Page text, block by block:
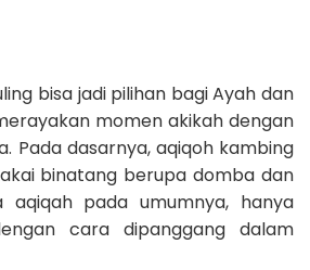
bisa jadi pilihan bagi Ayah dan
momen akikah dengan
Pada dasarnya, aqiqoh kambing
binatang berupa domba dan
aqiqah pada umumnya, hanya
cara dipanggang dalam